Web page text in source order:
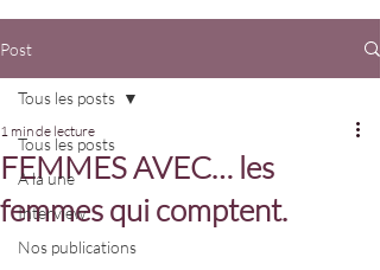
Post
Tous les posts
A la une
Interview
Nos publications
Tous les posts
FEMMES AVEC… les
femmes qui comptent.
1 min de lecture